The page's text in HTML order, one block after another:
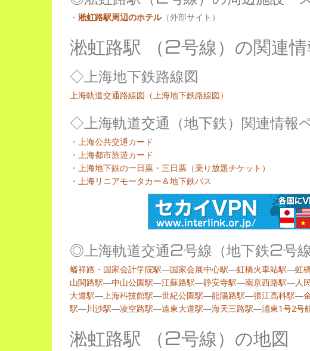
・ 淞虹路駅周辺のホテル（外部サイト）
淞虹路駅 （2号線）の関連情
◇上海地下鉄路線図
上海軌道交通路線図（上海地下鉄路線図）
◇上海軌道交通（地下鉄）関連情報
・
上海公共交通カード
・
上海都市旅遊カード
・
上海地下鉄の一日票・三日票（乗り放題チケット）
・
上海リニアモータカー＆地下鉄パス
◎上海軌道交通2号線（地下鉄2号
蟠祥路・国家会計学院駅―国家会展中心駅―虹橋火車站駅―虹
山関路駅―中山公園駅―江蘇路駅―静安寺駅―南京西路駅―人
大道駅― 上海科技館駅―世紀公園駅―龍陽路駅―張江高科駅―
駅―川沙駅―凌空路駅―遠東大道駅―海天三路駅―浦東1号2号
淞虹路駅 （2号線）の地図